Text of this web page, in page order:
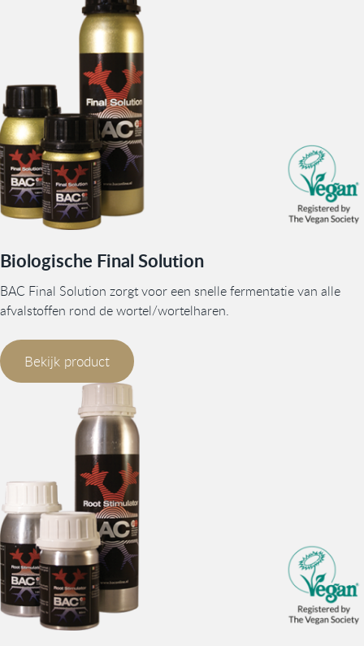
Biologische Final Solution
BAC Final Solution zorgt voor een snelle fermentatie van alle
afvalstoffen rond de wortel/wortelharen.
Bekijk product